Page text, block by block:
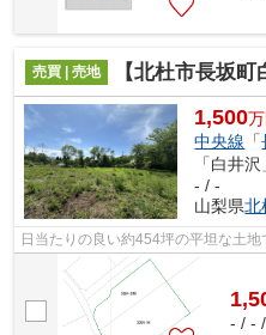
売買 | 売地 【北杜市長坂町白井
1,500
中央線 「
「白井
- / -
山梨県北
日当たりの良い約454坪の平坦な土地
- / -